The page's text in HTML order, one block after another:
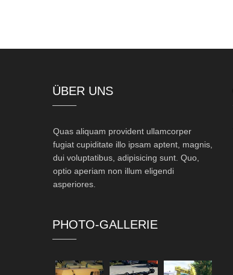
ÜBER UNS
Quas aliquam provident ullamcorper
fugiat cupiditate illo ipsam aptent, magnis,
dui voluptatibus, adipisicing sunt. Quo,
optio aperiam non illum eligendi
asperiores.
PHOTO-GALLERIE